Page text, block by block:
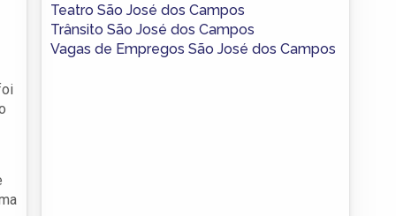
Teatro São José dos Campos
Trânsito São José dos Campos
Vagas de Empregos São José dos Campos